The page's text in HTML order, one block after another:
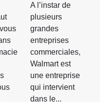
A l’instar de
plusieurs
grandes
entreprises
commerciales,
Walmart est
une entreprise
qui intervient
dans le...